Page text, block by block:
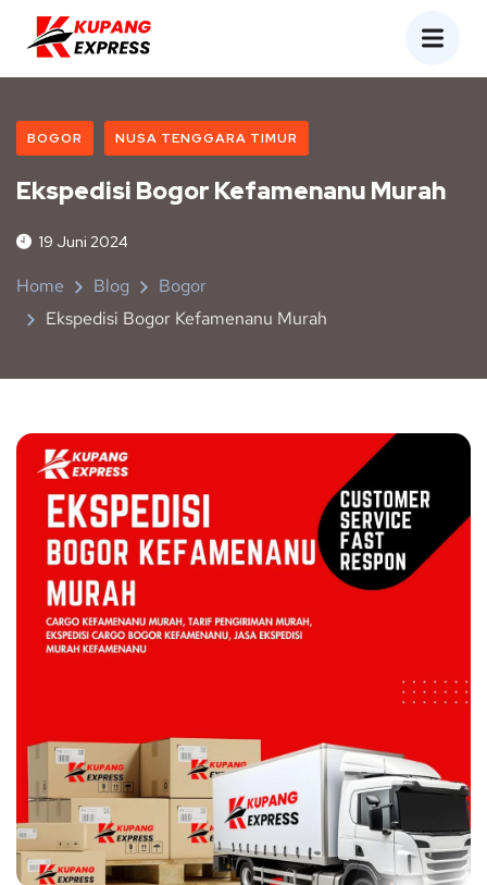
BOGOR NUSA TENGGARA TIMUR
Ekspedisi Bogor Kefamenanu Murah
19 Juni 2024
Home Blog
Bogor
Ekspedisi Bogor Kefamenanu Murah